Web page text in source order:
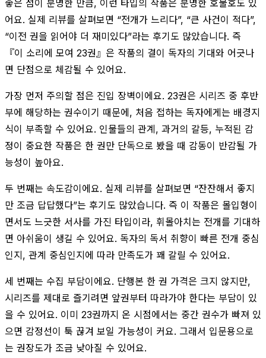
좋은 점이 분명한 만큼, 이런 타입의 작품은 분명한 호불호도 있
어요. 실제 리뷰를 살펴보면 “전개가 느리다”, “큰 사건이 적다”,
“이전 권을 읽어야 더 재미있다”라는 후기도 많았습니다. 즉
『이 소리에 모여 23권』은 작품의 결이 독자의 기대와 어긋나
면 단점으로 체감될 수 있어요.
가장 먼저 주의할 점은 진입 장벽이에요. 23권은 시리즈 중 후반
부에 해당하는 권수이기 때문에, 처음 접하는 독자에게는 배경지
식이 부족할 수 있어요. 인물들의 관계, 과거의 갈등, 누적된 감
정이 중요한 작품은 한 권만 단독으로 봤을 때 감동이 반감될 가
능성이 높아요.
두 번째는 속도감이에요. 실제 리뷰를 살펴보면 “잔잔해서 좋지
만 조금 답답했다”는 후기도 많았습니다. 즉 이 작품은 몰입형이
면서도 느긋한 서사를 가진 타입이라, 휘몰아치는 전개를 기대하
면 아쉬움이 생길 수 있어요. 독자의 독서 취향이 빠른 전개 중심
인지, 관계 중심인지에 따라 만족도가 꽤 갈릴 수 있어요.
세 번째는 수집 부담이에요. 단행본 한 권 가격은 크지 않지만,
시리즈를 제대로 즐기려면 앞권부터 따라가야 한다는 부담이 있
을 수 있어요. 이미 23권까지 온 시점에서는 중간 권수가 빠져 있
으면 감정선이 툭 끊겨 보일 가능성이 커요. 그래서 입문용으로
는 권장도가 조금 낮아질 수 있어요.